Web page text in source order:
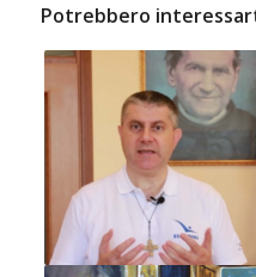
Potrebbero